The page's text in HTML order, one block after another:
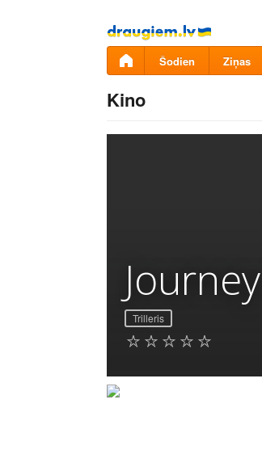
Pāriet
uz
saturu
Šodien Ziņas
Kino
Trilleris